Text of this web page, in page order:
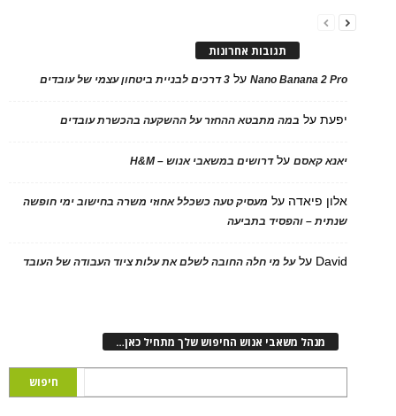
תגובות אחרונות
Nano Banana 2 Proעל 3 דרכים לבניית ביטחון עצמי של עובדים
יפעתעל במה מתבטא ההחזר על ההשקעה בהכשרת עובדים
יאנא קאסםעלדרושים במשאבי אנוש – H&M
אלון פיאדה על מעסיק טעה כשכלל אחוזי משרה בחישוב ימי חופשה
שנתית – והפסיד בתביעה
David עלעל מי חלה החובה לשלם את עלות ציוד העבודה של העובד
מנהל משאבי אנוש החיפוש שלך מתחיל כאן…